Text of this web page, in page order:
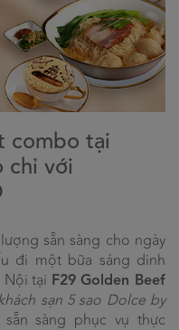
combo tại
chỉ với
sẵn sàng cho ngày
đi một bữa sáng dinh
Nội tại F29 Golden Beef
sạn 5 sao Dolce by
sàng phục vụ thực